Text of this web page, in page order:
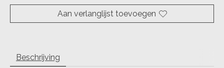
Aan verlanglijst toevoegen
Beschrijving